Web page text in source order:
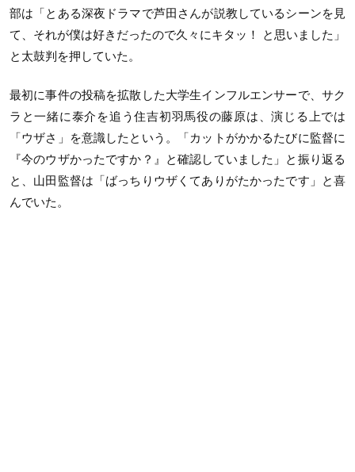
部は「とある深夜ドラマで芦田さんが説教しているシーンを見
て、それが僕は好きだったので久々にキタッ！ と思いました」
と太鼓判を押していた。
最初に事件の投稿を拡散した大学生インフルエンサーで、サク
ラと一緒に泰介を追う住吉初羽馬役の藤原は、演じる上では
「ウザさ」を意識したという。「カットがかかるたびに監督に
『今のウザかったですか？』と確認していました」と振り返る
と、山田監督は「ばっちりウザくてありがたかったです」と喜
んでいた。